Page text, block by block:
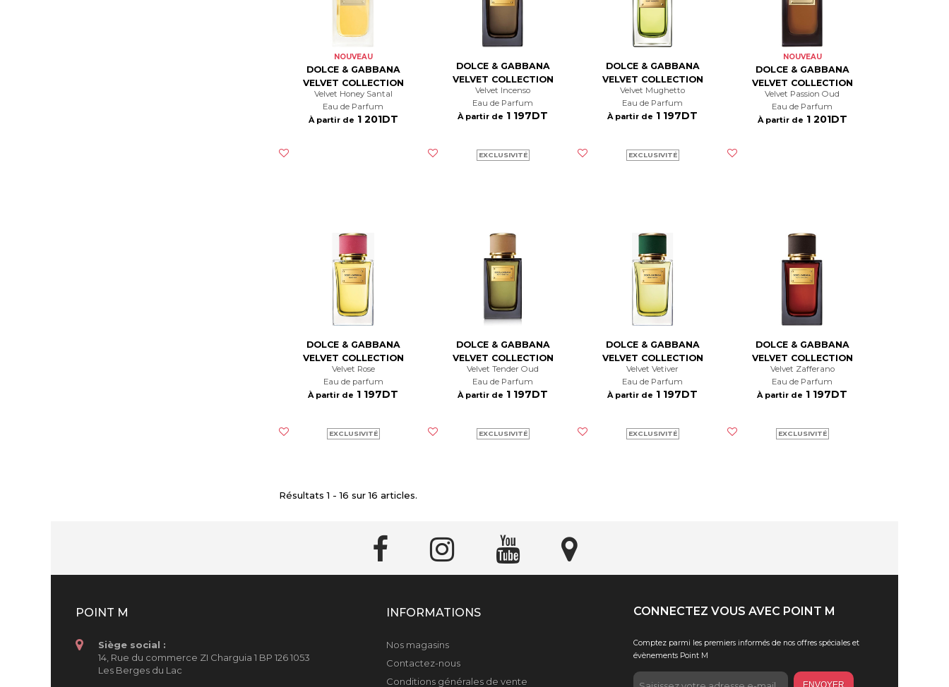
NOUVEAU
DOLCE & GABBANA
VELVET COLLECTION
Velvet Honey Santal
Eau de Parfum
À partir de 1 201DT
DOLCE & GABBANA
VELVET COLLECTION
Velvet Incenso
Eau de Parfum
À partir de 1 197DT
EXCLUSIVITÉ
DOLCE & GABBANA
VELVET COLLECTION
Velvet Mughetto
Eau de Parfum
À partir de 1 197DT
EXCLUSIVITÉ
NOUVEAU
DOLCE & GABBANA
VELVET COLLECTION
Velvet Passion Oud
Eau de Parfum
À partir de 1 201DT
DOLCE & GABBANA
VELVET COLLECTION
Velvet Rose
Eau de parfum
À partir de 1 197DT
EXCLUSIVITÉ
DOLCE & GABBANA
VELVET COLLECTION
Velvet Tender Oud
Eau de Parfum
À partir de 1 197DT
EXCLUSIVITÉ
DOLCE & GABBANA
VELVET COLLECTION
Velvet Vetiver
Eau de Parfum
À partir de 1 197DT
EXCLUSIVITÉ
DOLCE & GABBANA
VELVET COLLECTION
Velvet Zafferano
Eau de Parfum
À partir de 1 197DT
EXCLUSIVITÉ
Résultats 1 - 16 sur 16 articles.
POINT M
Siège social :
14, Rue du commerce ZI Charguia 1 BP 126 1053
Les Berges du Lac
INFORMATIONS
Nos magasins
Contactez-nous
Conditions générales de vente
CONNECTEZ VOUS AVEC POINT M
Comptez parmi les premiers informés de nos offres spéciales et
évènements Point M
ENVOYER